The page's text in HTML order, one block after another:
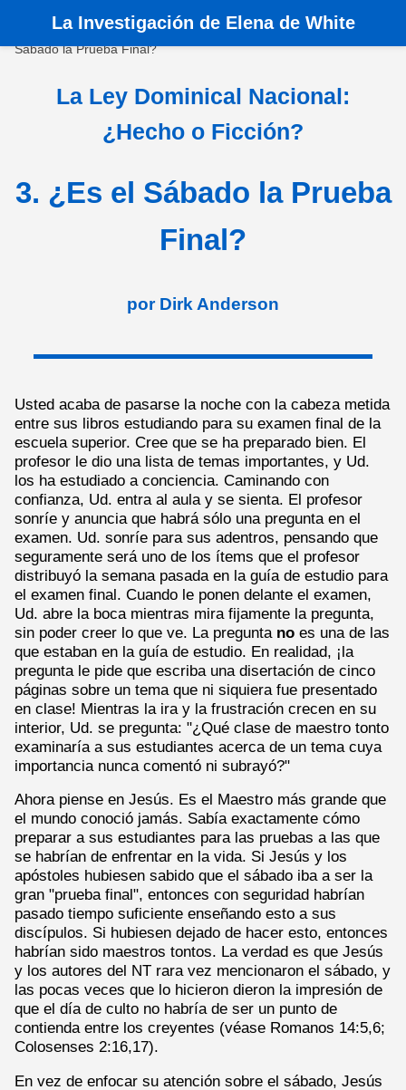
› Libros › La Ley Dominical Nacional ›
3. ¿Es el
Sábado la Prueba Final?
La Investigación de Elena de White
La Ley Dominical Nacional:
¿Hecho o Ficción?
3. ¿Es el Sábado la Prueba
Final?
por Dirk Anderson
Usted acaba de pasarse la noche con la cabeza metida
entre sus libros estudiando para su examen final de la
escuela superior. Cree que se ha preparado bien. El
profesor le dio una lista de temas importantes, y Ud.
los ha estudiado a conciencia. Caminando con
confianza, Ud. entra al aula y se sienta. El profesor
sonríe y anuncia que habrá sólo una pregunta en el
examen. Ud. sonríe para sus adentros, pensando que
seguramente será uno de los ítems que el profesor
distribuyó la semana pasada en la guía de estudio para
el examen final. Cuando le ponen delante el examen,
Ud. abre la boca mientras mira fijamente la pregunta,
sin poder creer lo que ve. La pregunta no es una de las
que estaban en la guía de estudio. En realidad, ¡la
pregunta le pide que escriba una disertación de cinco
páginas sobre un tema que ni siquiera fue presentado
en clase! Mientras la ira y la frustración crecen en su
interior, Ud. se pregunta: "¿Qué clase de maestro tonto
examinaría a sus estudiantes acerca de un tema cuya
importancia nunca comentó ni subrayó?"
Ahora piense en Jesús. Es el Maestro más grande que
el mundo conoció jamás. Sabía exactamente cómo
preparar a sus estudiantes para las pruebas a las que
se habrían de enfrentar en la vida. Si Jesús y los
apóstoles hubiesen sabido que el sábado iba a ser la
gran "prueba final", entonces con seguridad habrían
pasado tiempo suficiente enseñando esto a sus
discípulos. Si hubiesen dejado de hacer esto, entonces
habrían sido maestros tontos. La verdad es que Jesús
y los autores del NT rara vez mencionaron el sábado, y
las pocas veces que lo hicieron dieron la impresión de
que el día de culto no habría de ser un punto de
contienda entre los creyentes (véase Romanos 14:5,6;
Colosenses 2:16,17).
En vez de enfocar su atención sobre el sábado, Jesús